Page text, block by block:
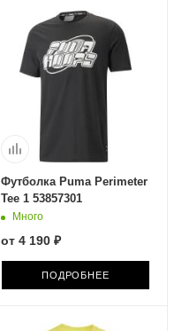
Футболка Puma Perimeter
Tee 1 53857301
Много
от 4 190 ₽
ПОДРОБНЕЕ